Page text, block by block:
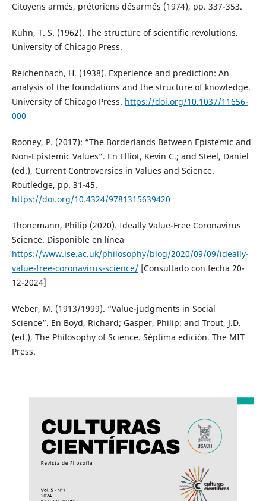
Citoyens armés, prétoriens désarmés (1974), pp. 337-353.
Kuhn, T. S. (1962). The structure of scientific revolutions.
University of Chicago Press.
Reichenbach, H. (1938). Experience and prediction: An
analysis of the foundations and the structure of knowledge.
University of Chicago Press. https://doi.org/10.1037/11656-
000
Rooney, P. (2017): “The Borderlands Between Epistemic and
Non-Epistemic Values”. En Elliot, Kevin C.; and Steel, Daniel
(ed.), Current Controversies in Values and Science.
Routledge, pp. 31-45.
https://doi.org/10.4324/9781315639420
Thonemann, Philip (2020). Ideally Value-Free Coronavirus
Science. Disponible en línea
https://www.lse.ac.uk/philosophy/blog/2020/09/09/ideally-
value-free-coronavirus-science/[Consultado con fecha 20-
12-2024]
Weber, M. (1913/1999). “Value-judgments in Social
Science”. En Boyd, Richard; Gasper, Philip; and Trout, J.D.
(ed.), The Philosophy of Science. Séptima edición. The MIT
Press.